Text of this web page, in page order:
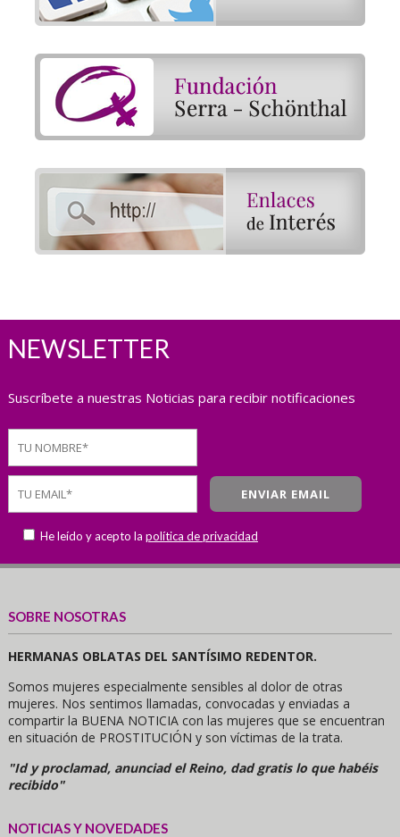
NEWSLETTER
Suscríbete a nuestras Noticias para recibir notificaciones
He leído y acepto la política de privacidad
SOBRE NOSOTRAS
HERMANAS OBLATAS DEL SANTÍSIMO REDENTOR.
Somos mujeres especialmente sensibles al dolor de otras
mujeres. Nos sentimos llamadas, convocadas y enviadas a
compartir la BUENA NOTICIA con las mujeres que se encuentran
en situación de PROSTITUCIÓN y son víctimas de la trata.
"Id y proclamad, anunciad el Reino, dad gratis lo que habéis
recibido"
NOTICIAS Y NOVEDADES